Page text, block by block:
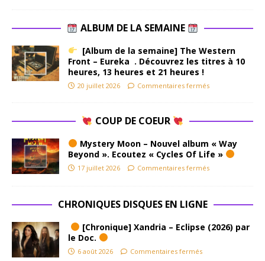
ALBUM DE LA SEMAINE
[Album de la semaine] The Western
Front – Eureka . Découvrez les titres à 10
heures, 13 heures et 21 heures !
20 juillet 2026 Commentaires fermés
COUP DE COEUR
Mystery Moon – Nouvel album « Way
Beyond ». Ecoutez « Cycles Of Life »
17 juillet 2026 Commentaires fermés
CHRONIQUES DISQUES EN LIGNE
[Chronique] Xandria – Eclipse (2026) par
le Doc.
6 août 2026 Commentaires fermés